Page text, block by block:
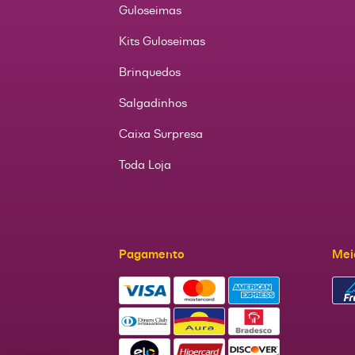
Guloseimas
Kits Guloseimas
Brinquedos
Salgadinhos
Caixa Surpresa
Toda Loja
Pagamento